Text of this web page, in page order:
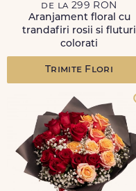
de la 299 RON
Aranjament floral cu
trandafiri rosii si fluturi
colorati
Trimite Flori